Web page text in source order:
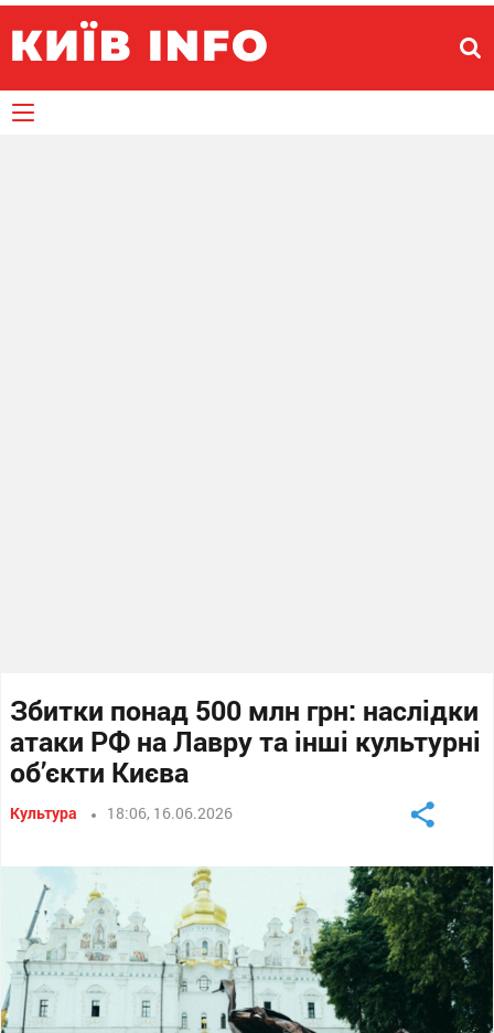
Збитки понад 500 млн грн: наслідки
атаки РФ на Лавру та інші культурні
об’єкти Києва
Культура 18:06, 16.06.2026